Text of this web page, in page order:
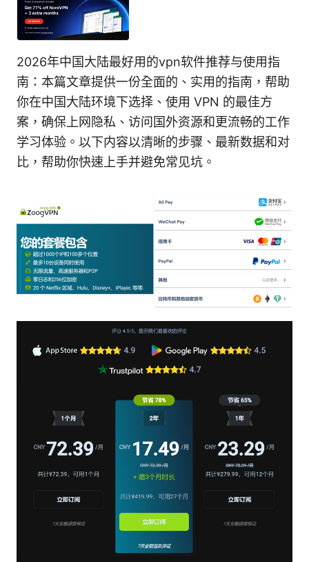
2026年中国大陆最好用的vpn软件推荐与使用指
南：本篇文章提供一份全面的、实用的指南，帮助
你在中国大陆环境下选择、使用 VPN 的最佳方
案，确保上网隐私、访问国外资源和更流畅的工作
学习体验。以下内容以清晰的步骤、最新数据和对
比，帮助你快速上手并避免常见坑。